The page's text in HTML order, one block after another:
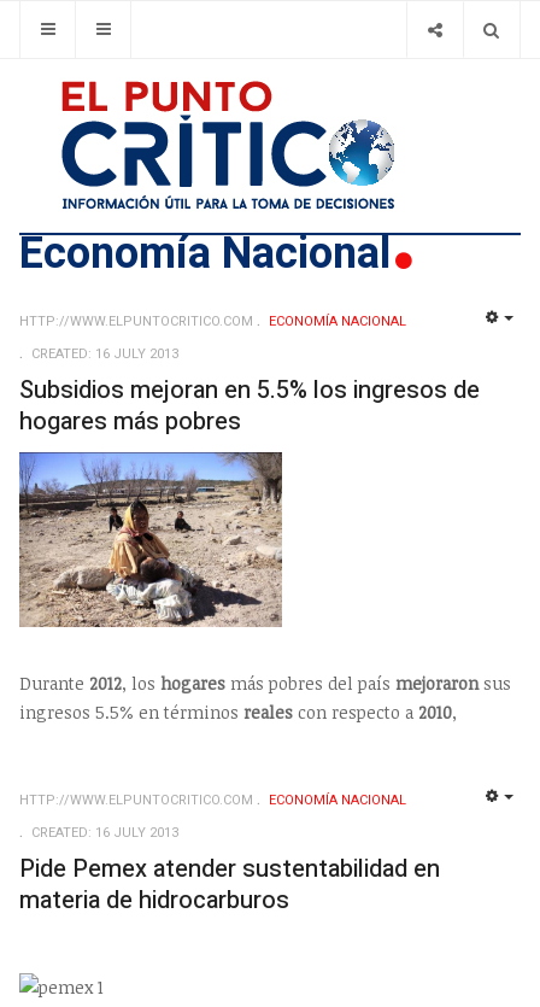
Economí­a Nacional
HTTP://WWW.ELPUNTOCRITICO.COM
ECONOMÍ­A NACIONAL
CREATED: 16 JULY 2013
Subsidios mejoran en 5.5% los ingresos de
hogares más pobres
Durante 2012, los hogares más pobres del país mejoraronsus
ingresos 5.5% en términos reales con respecto a 2010,
HTTP://WWW.ELPUNTOCRITICO.COM
ECONOMÍ­A NACIONAL
CREATED: 16 JULY 2013
Pide Pemex atender sustentabilidad en
materia de hidrocarburos